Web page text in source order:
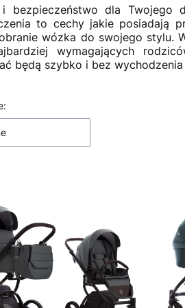
bezpieczeństwo dla Twojego
to cechy jakie posiadają
wózka do swojego stylu.
wymagających
będą szybko i bez